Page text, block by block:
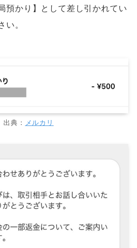
預かり】として差し引かれてい
い。
出典： メルカリ